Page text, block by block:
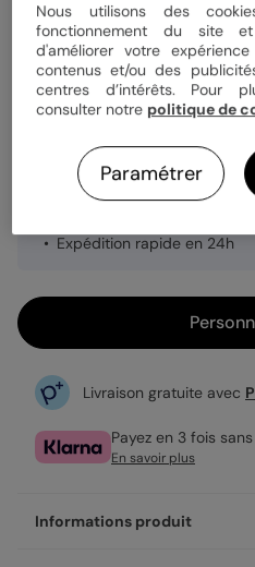
Papier
Quantité
3,49 €
Enveloppe blanche offerte
Expédition rapide en 24h
Livraison gratuite avec
Payez en 3 fois
En savoir plus
Informations produit
Nous utilisons des
fonctionnement du site
d'améliorer votre
contenus et/ou des
centres d’intérêts. Pour
consulter notre politique de
Paramétrer